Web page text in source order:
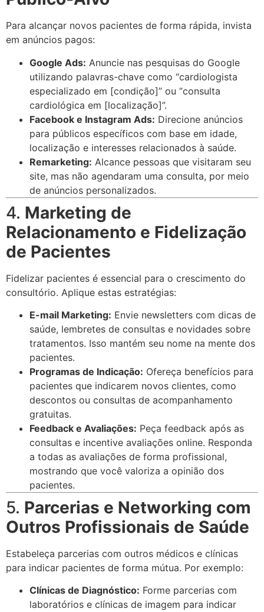
Para alcançar novos pacientes de forma rápida, invista
em anúncios pagos:
Google Ads: Anuncie nas pesquisas do Google
utilizando palavras-chave como “cardiologista
especializado em [condição]” ou “consulta
cardiológica em [localização]”.
Facebook e Instagram Ads: Direcione anúncios
para públicos específicos com base em idade,
localização e interesses relacionados à saúde.
Remarketing: Alcance pessoas que visitaram seu
site, mas não agendaram uma consulta, por meio
de anúncios personalizados.
4. Marketing de
Relacionamento e Fidelização
de Pacientes
Fidelizar pacientes é essencial para o crescimento do
consultório. Aplique estas estratégias:
E-mail Marketing: Envie newsletters com dicas de
saúde, lembretes de consultas e novidades sobre
tratamentos. Isso mantém seu nome na mente dos
pacientes.
Programas de Indicação: Ofereça benefícios para
pacientes que indicarem novos clientes, como
descontos ou consultas de acompanhamento
gratuitas.
Feedback e Avaliações: Peça feedback após as
consultas e incentive avaliações online. Responda
a todas as avaliações de forma profissional,
mostrando que você valoriza a opinião dos
pacientes.
5. Parcerias e Networking com
Outros Profissionais de Saúde
Estabeleça parcerias com outros médicos e clínicas
para indicar pacientes de forma mútua. Por exemplo:
Clínicas de Diagnóstico: Forme parcerias com
laboratórios e clínicas de imagem para indicar